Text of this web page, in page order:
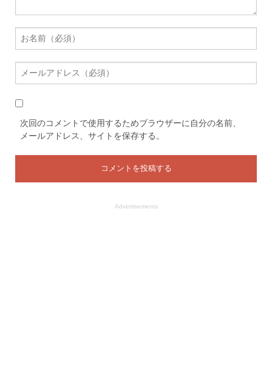
次回のコメントで使用するためブラウザーに自分の名前、
メールアドレス、サイトを保存する。
Advertisements